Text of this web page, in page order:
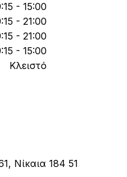
- 15:00
- 21:00
- 21:00
- 15:00
Κλειστό
Νίκαια 184 51